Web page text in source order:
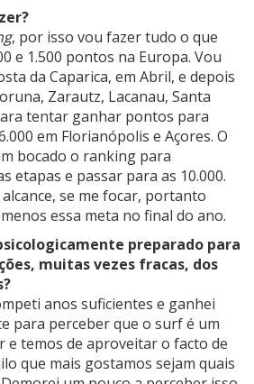
, por isso vou fazer tudo o que
e 1.500 pontos na Europa. Vou
da Caparica, em Abril, e depois
Zarautz, Lacanau, Santa
tentar ganhar pontos para
em Florianópolis e Açores. O
bocado o ranking para
etapas e passar para as 10.000.
se me focar, portanto
essa meta no final do ano.
preparado para
muitas vezes fracas, dos
anos suficientes e ganhei
para perceber que o surf é um
e temos de aproveitar o facto de
que mais gostamos sejam quais